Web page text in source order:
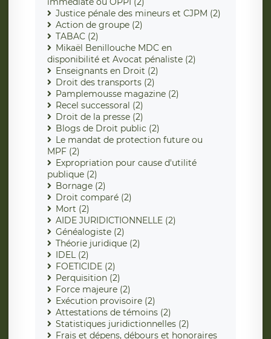
Justice pénale des mineurs et CJPM (2)
Action de groupe (2)
TABAC (2)
Mikaël Benillouche MDC en
disponibilité et Avocat pénaliste (2)
Enseignants en Droit (2)
Droit des transports (2)
Pamplemousse magazine (2)
Recel successoral (2)
Droit de la presse (2)
Blogs de Droit public (2)
Le mandat de protection future ou
MPF (2)
Expropriation pour cause d'utilité
publique (2)
Bornage (2)
Droit comparé (2)
Mort (2)
AIDE JURIDICTIONNELLE (2)
Généalogiste (2)
Théorie juridique (2)
IDEL (2)
FOETICIDE (2)
Perquisition (2)
Force majeure (2)
Exécution provisoire (2)
Attestations de témoins (2)
Statistiques juridictionnelles (2)
Frais et dépens, débours et honoraires